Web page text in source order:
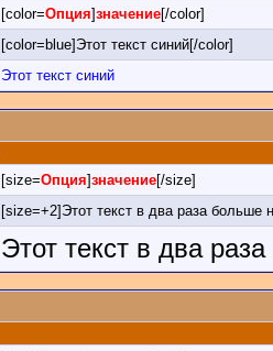
[color=Опция]значение[/color]
[color=blue]Этот текст синий[/color]
Этот текст синий
[size=Опция]значение[/size]
[size=+2]Этот текст в два раза больше
Этот текст в два